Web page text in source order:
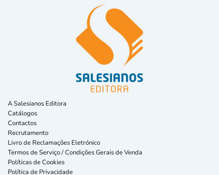
A Salesianos Editora
Catálogos
Contactos
Recrutamento
Livro de Reclamações Eletrónico
Termos de Serviço / Condições Gerais de Venda
Políticas de Cookies
Política de Privacidade